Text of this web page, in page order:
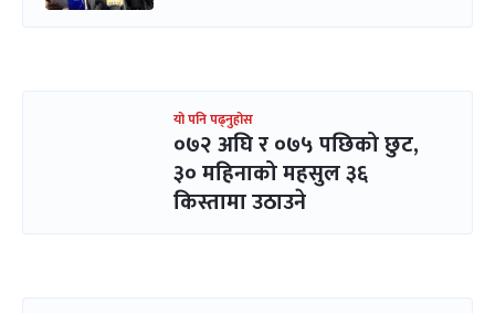
यो पनि पढ्नुहोस
०७२ अघि र ०७५ पछिको छुट,
३० महिनाको महसुल ३६
किस्तामा उठाउने